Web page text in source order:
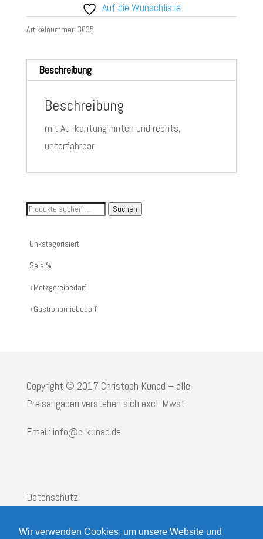
Wir verwenden Cookies, um unsere Website und
Auf die Wunschliste
Artikelnummer: 3035
Beschreibung
Beschreibung
mit Aufkantung hinten und rechts,
unterfahrbar
Suche
Artikelnummer
oder
Suchen
Unkategorisiert
Sale %
Metzgereibedarf
Gastronomiebedarf
Copyright © 2017 Christoph Kunad – alle
Preisangaben verstehen sich excl. Mwst
Email: info@c-kunad.de
Datenschutz